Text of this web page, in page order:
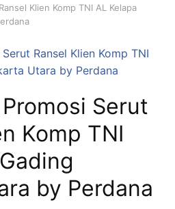
Klien Komp TNI AL Kelapa
Serut
Komp TNI
by Perdana